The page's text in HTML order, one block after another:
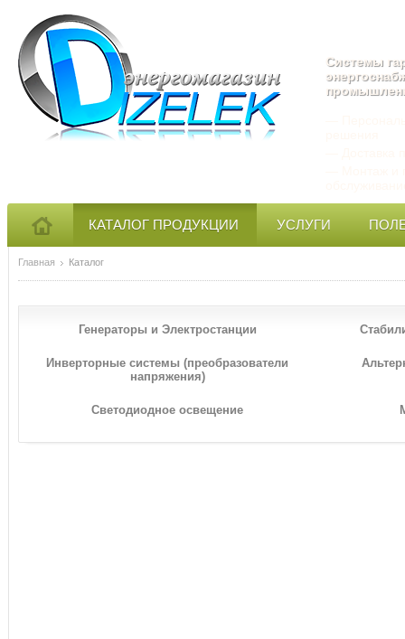
Системы
КАТАЛОГ ПРОДУКЦИИ УСЛУГИ
Главная Каталог
Генераторы и Электростанции
Инверторные системы (преобразователи
напряжения)
Светодиодное освещение